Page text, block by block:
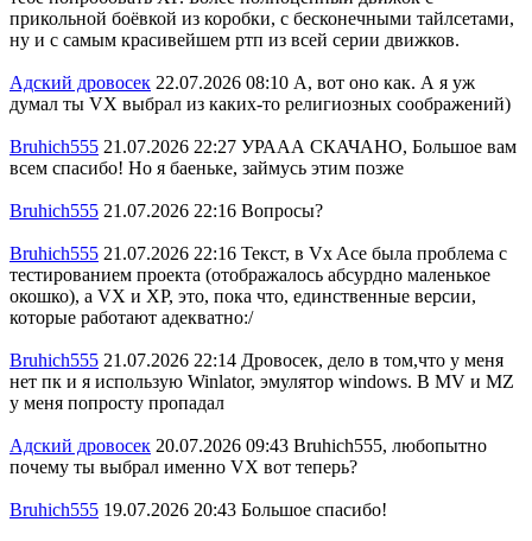
прикольной боёвкой из коробки, с бесконечными тайлсетами,
ну и с самым красивейшем ртп из всей серии движков.
Адский дровосек 22.07.2026 08:10 А, вот оно как. А я уж
думал ты VX выбрал из каких-то религиозных соображений)
Bruhich555 21.07.2026 22:27 УРААА СКАЧАНО, Большое вам
всем спасибо! Но я баеньке, займусь этим позже
Bruhich555 21.07.2026 22:16 Вопросы?
Bruhich555 21.07.2026 22:16 Текст, в Vx Ace была проблема с
тестированием проекта (отображалось абсурдно маленькое
окошко), а VX и XP, это, пока что, единственные версии,
которые работают адекватно:/
Bruhich555 21.07.2026 22:14 Дровосек, дело в том,что у меня
нет пк и я использую Winlator, эмулятор windows. В MV и MZ
у меня попросту пропадал
Адский дровосек 20.07.2026 09:43 Bruhich555, любопытно
почему ты выбрал именно VX вот теперь?
Bruhich555 19.07.2026 20:43 Большое спасибо!